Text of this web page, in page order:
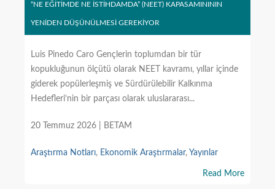
“NE EĞİTİMDE NE İSTİHDAMDA” (NEET) KAPASAMINININ
YENİDEN DÜŞÜNÜLMESİ GEREKİYOR
Luis Pinedo Caro Gençlerin toplumdan bir tür
kopukluğunun ölçütü olarak NEET kavramı, yıllar içinde
giderek popülerleşmiş ve Sürdürülebilir Kalkınma
Hedefleri’nin bir parçası olarak uluslararası...
20 Temmuz 2026 | BETAM
Araştırma Notları, Ekonomik Araştırmalar, Yayınlar
Read More